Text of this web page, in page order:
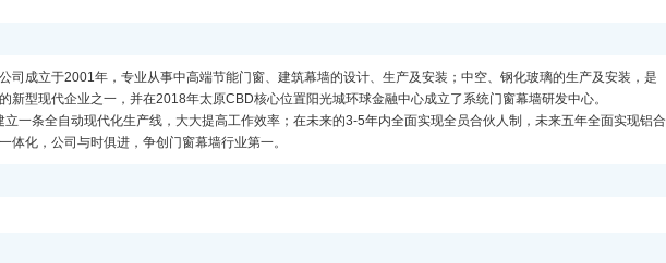
司成立于2001年，专业从事中高端节能门窗、建筑幕墙的设计、生产及安装；中空、钢化玻璃的生产及安装，是
新型现代企业之一，并在2018年太原CBD核心位置阳光城环球金融中心成立了系统门窗幕墙研发中心。
一条全自动现代化生产线，大大提高工作效率；在未来的3-5年内全面实现全员合伙人制，未来五年全面实现铝合
体化，公司与时俱进，争创门窗幕墙行业第一。